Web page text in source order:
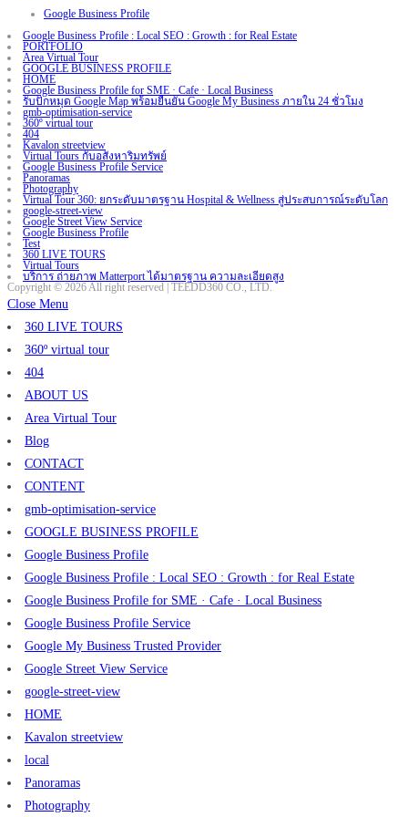
Google Business Profile
Google Business Profile : Local SEO : Growth : for Real Estate
PORTFOLIO
Area Virtual Tour
GOOGLE BUSINESS PROFILE
HOME
Google Business Profile for SME · Cafe · Local Business
รับปักหมุด Google Map พร้อมยืนยัน Google My Business ภายใน 24 ชั่วโมง
gmb-optimisation-service
360º virtual tour
404
Kavalon streetview
Virtual Tours กับอสังหาริมทรัพย์
Google Business Profile Service
Panoramas
Photography
Virtual Tour 360: ยกระดับมาตรฐาน Hospital & Wellness สู่ประสบการณ์ระดับโลก
google-street-view
Google Street View Service
Google Business Profile
Test
360 LIVE TOURS
Virtual Tours
บริการ ถ่ายภาพ Matterport ได้มาตรฐาน ความละเอียดสูง
Copyright © 2026 All right reserved | TEEDD360 CO., LTD.
Close Menu
360 LIVE TOURS
360º virtual tour
404
ABOUT US
Area Virtual Tour
Blog
CONTACT
CONTENT
gmb-optimisation-service
GOOGLE BUSINESS PROFILE
Google Business Profile
Google Business Profile : Local SEO : Growth : for Real Estate
Google Business Profile for SME · Cafe · Local Business
Google Business Profile Service
Google My Business Trusted Provider
Google Street View Service
google-street-view
HOME
Kavalon streetview
local
Panoramas
Photography